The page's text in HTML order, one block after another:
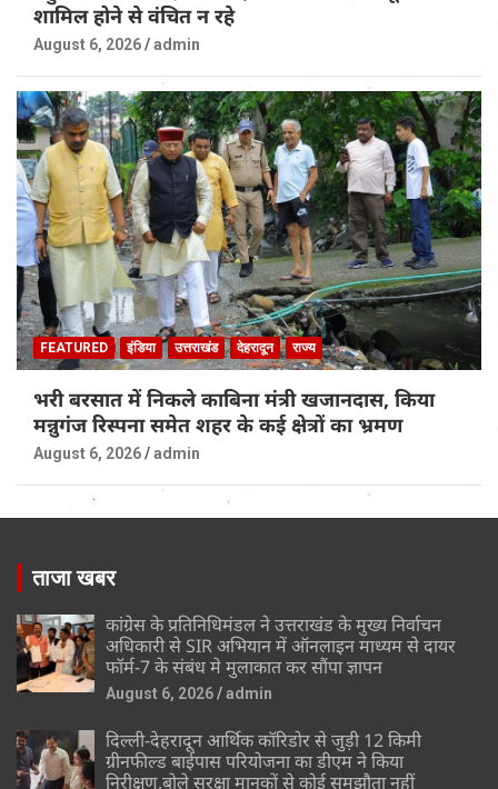
शामिल होने से वंचित न रहे
August 6, 2026 admin
FEATURED इंडिया उत्तराखंड देहरादून राज्य
भरी बरसात में निकले काबिना मंत्री खजानदास, किया
मन्नुगंज रिस्पना समेत शहर के कई क्षेत्रों का भ्रमण
August 6, 2026 admin
ताजा खबर
कांग्रेस के प्रतिनिधिमंडल ने उत्तराखंड के मुख्य निर्वाचन
अधिकारी से SIR अभियान में ऑनलाइन माध्यम से दायर
फॉर्म-7 के संबंध मे मुलाकात कर सौंपा ज्ञापन
August 6, 2026 admin
दिल्ली-देहरादून आर्थिक कॉरिडोर से जुड़ी 12 किमी
ग्रीनफील्ड बाईपास परियोजना का डीएम ने किया
निरीक्षण,बोले सुरक्षा मानकों से कोई समझौता नहीं